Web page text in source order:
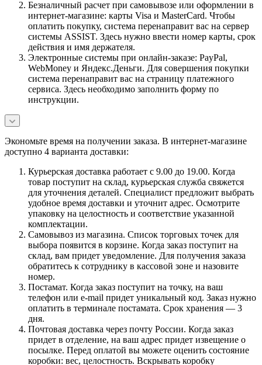
Безналичный расчет при самовывозе или оформлении в
интернет-магазине: карты Visa и MasterCard. Чтобы
оплатить покупку, система перенаправит вас на сервер
системы ASSIST. Здесь нужно ввести номер карты, срок
действия и имя держателя.
Электронные системы при онлайн-заказе: PayPal,
WebMoney и Яндекс.Деньги. Для совершения покупки
система перенаправит вас на страницу платежного
сервиса. Здесь необходимо заполнить форму по
инструкции.
Экономьте время на получении заказа. В интернет-магазине
доступно 4 варианта доставки:
Курьерская доставка работает с 9.00 до 19.00. Когда
товар поступит на склад, курьерская служба свяжется
для уточнения деталей. Специалист предложит выбрать
удобное время доставки и уточнит адрес. Осмотрите
упаковку на целостность и соответствие указанной
комплектации.
Самовывоз из магазина. Список торговых точек для
выбора появится в корзине. Когда заказ поступит на
склад, вам придет уведомление. Для получения заказа
обратитесь к сотруднику в кассовой зоне и назовите
номер.
Постамат. Когда заказ поступит на точку, на ваш
телефон или e-mail придет уникальный код. Заказ нужно
оплатить в терминале постамата. Срок хранения — 3
дня.
Почтовая доставка через почту России. Когда заказ
придет в отделение, на ваш адрес придет извещение о
посылке. Перед оплатой вы можете оценить состояние
коробки: вес, целостность. Вскрывать коробку